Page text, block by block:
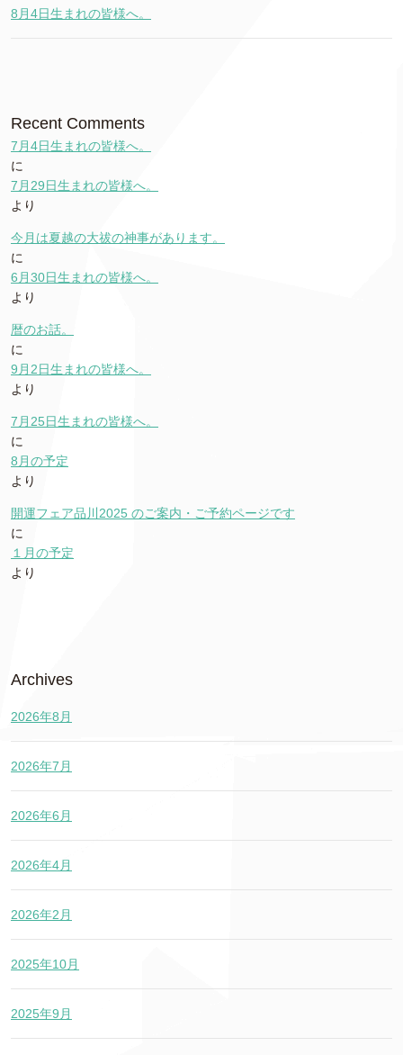
8月4日生まれの皆様へ。
Recent Comments
7月4日生まれの皆様へ。
に
7月29日生まれの皆様へ。
より
今月は夏越の大祓の神事があります。
に
6月30日生まれの皆様へ。
より
暦のお話。
に
9月2日生まれの皆様へ。
より
7月25日生まれの皆様へ。
に
8月の予定
より
開運フェア品川2025 のご案内・ご予約ページです
に
１月の予定
より
Archives
2026年8月
2026年7月
2026年6月
2026年4月
2026年2月
2025年10月
2025年9月